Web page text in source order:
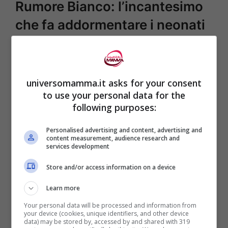
Rumore Bianco: l’incantesimo
che fa addormentare i neonati
diLoriana Lionetti
Il sonno dei neonati è una tematica che
cattura l’attenzione di genitori in tutto il
ricerca di metodi efficaci per assicurare ai
più piccoli un riposo sereno è una priorità
assoluta, e in questo contesto, il rumore
bianco si distingue come una soluzione
sempre più apprezzata. Ma …Leggi tutto
universomamma.it asks for your consent
to use your personal data for the
following purposes:
Personalised advertising and content, advertising and
content measurement, audience research and
services development
Store and/or access information on a device
Learn more
Your personal data will be processed and information from
your device (cookies, unique identifiers, and other device
data) may be stored by, accessed by and shared with 319